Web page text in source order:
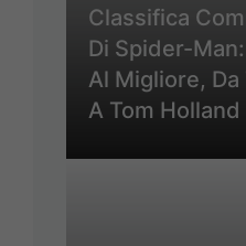
Classifica
Di Spider-
Al Migliore,
A Tom Holland